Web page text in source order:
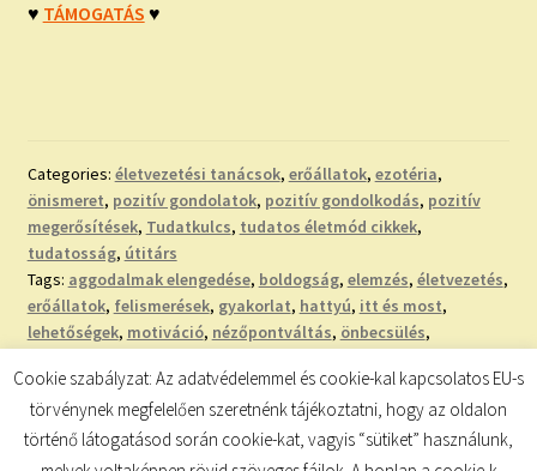
♥ TÁMOGATÁS ♥
Categories: életvezetési tanácsok, erőállatok, ezotéria,
önismeret, pozitív gondolatok, pozitív gondolkodás, pozitív
megerősítések, Tudatkulcs, tudatos életmód cikkek,
tudatosság, útitárs
Tags: aggodalmak elengedése, boldogság, elemzés, életvezetés,
erőállatok, felismerések, gyakorlat, hattyú, itt és most,
lehetőségek, motiváció, nézőpontváltás, önbecsülés,
siker,szeretet,teljesség,tippek,tudatos életmód,tudatos
életvezetés,tudatosság,vizualizációs gyakorlat
Cookie szabályzat: Az adatvédelemmel és cookie-kal kapcsolatos EU-s
törvénynek megfelelően szeretnénk tájékoztatni, hogy az oldalon
történő látogatásod során cookie-kat, vagyis “sütiket” használunk,